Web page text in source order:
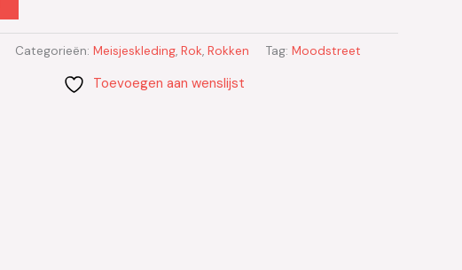
Categorieën: Meisjeskleding, Rok, Rokken Tag: Moodstreet
Toevoegen aan wenslijst